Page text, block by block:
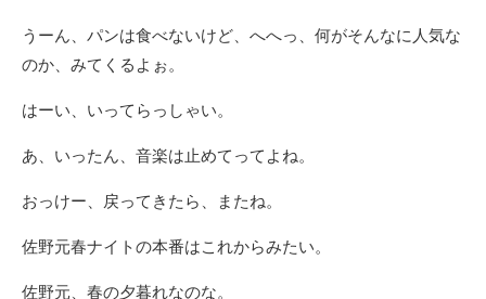
うーん、パンは食べないけど、へへっ、何がそんなに人気な
のか、みてくるよぉ。
はーい、いってらっしゃい。
あ、いったん、音楽は止めてってよね。
おっけー、戻ってきたら、またね。
佐野元春ナイトの本番はこれからみたい。
佐野元、春の夕暮れなのな。